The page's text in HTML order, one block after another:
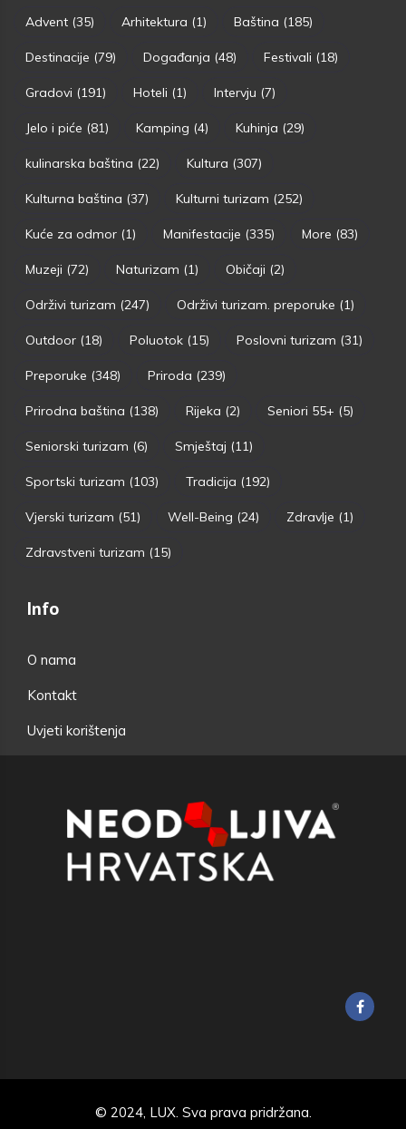
Advent (35) Arhitektura (1) Baština (185)
Destinacije (79) Događanja (48) Festivali (18)
Gradovi (191) Hoteli (1) Intervju (7)
Jelo i piće (81) Kamping (4) Kuhinja (29)
kulinarska baština (22) Kultura (307)
Kulturna baština (37) Kulturni turizam (252)
Kuće za odmor (1) Manifestacije (335) More (83)
Muzeji (72) Naturizam (1) Običaji (2)
Održivi turizam (247) Održivi turizam. preporuke (1)
Outdoor (18) Poluotok (15) Poslovni turizam (31)
Preporuke (348) Priroda (239)
Prirodna baština (138) Rijeka (2) Seniori 55+ (5)
Seniorski turizam (6) Smještaj (11)
Sportski turizam (103) Tradicija (192)
Vjerski turizam (51) Well-Being (24) Zdravlje (1)
Zdravstveni turizam (15)
Info
O nama
Kontakt
Uvjeti korištenja
© 2024, LUX. Sva prava pridržana.